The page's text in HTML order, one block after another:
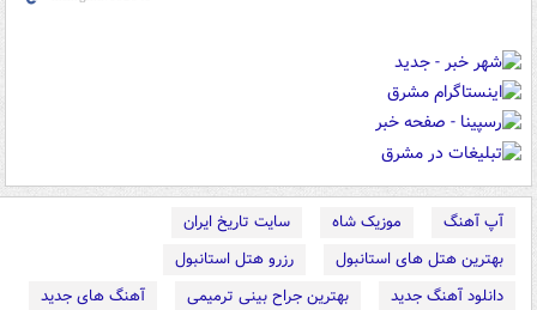
آپ آهنگ موزیک شاه
سایت تاریخ ایران
بهترین هتل های استانبول
رزرو هتل استانبول
دانلود آهنگ جدید
بهترین جراح بینی ترمیمی
آهنگ های جدید